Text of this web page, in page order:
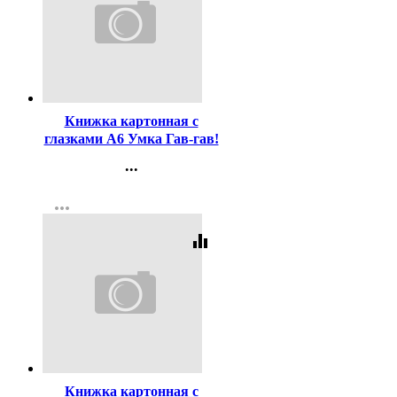
Книжка картонная с
глазками А6 Умка Гав-гав!
506-09078-6
...
Регистрация
more_horiz
equalizer
Книжка картонная с